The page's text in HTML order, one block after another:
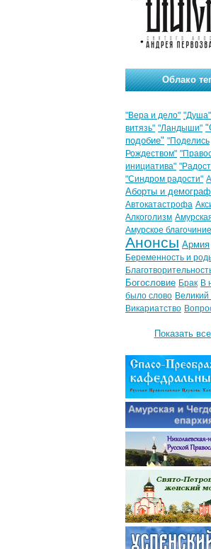
Облако
"Вера и дело" "Душа"
витязь" "Ландыши"
подобие" "Поделись
Рождеством"
инициатива"
"Синдром радости"
Аборты и
Автокатастрофа
Алкоголизм
Амурское благочиние
Анонсы Армия
Беременность и
Богословие Брак В
было слово Великий
Викариатство
Показать